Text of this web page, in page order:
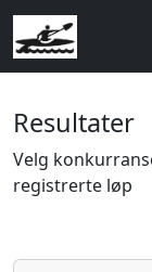
Resultater
Velg
registrerte løp